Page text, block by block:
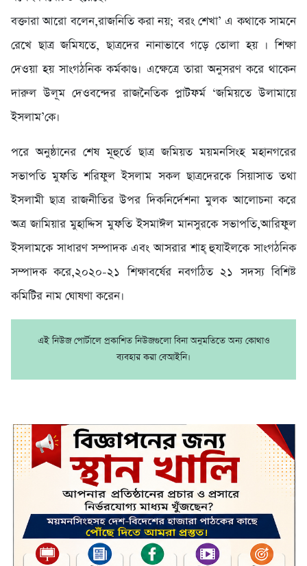
বক্তারা আরো বলেন,রাজনিতি করা নয়; বরং শেখা’ এ কথাকে সামনে
রেখে ছাত্র জমিযতে, ছাত্রদের নানাভাবে গড়ে তোলা হয় । শিক্ষা
দেওয়া হয় সাংগঠনিক কর্মকাণ্ড। এক্ষেত্রে তারা অনুসরণ করে থাকেন
দারুল উলূম দেওবন্দের রাজনৈতিক প্লাটফর্ম ‘জমিয়তে উলামায়ে
ইসলাম’কে।
পরে অনুষ্ঠানের শেষ মূহুর্তে ছাত্র জমিয়ত ময়মনসিংহ মহানগরের
সভাপতি মুফতি শরিফুল ইসলাম সকল ছাত্রদেরকে সিয়াসাত তথা
ইসলামী ছাত্র রাজনীতির উপর দিকনির্দেশনা মুলক আলোচনা করে
অত্র জামিয়ার মুহাদ্দিস মুফতি ইসমাঈল মানসুরকে সভাপতি,আরিফুল
ইসলামকে সাধারণ সম্পাদক এবং আসরার শাহ্ হুযাইলকে সাংগঠনিক
সম্পাদক করে,২০২০-২১ শিক্ষাবর্ষের নবগঠিত ২১ সদস্য বিশিষ্ট
কমিটির নাম ঘোষণা করেন।
এই নিউজ পোর্টালে প্রকাশিত নিউজগুলো বিনা অনুমতিতে অন্য কোথাও
ব্যবহার করা বেআইনি।